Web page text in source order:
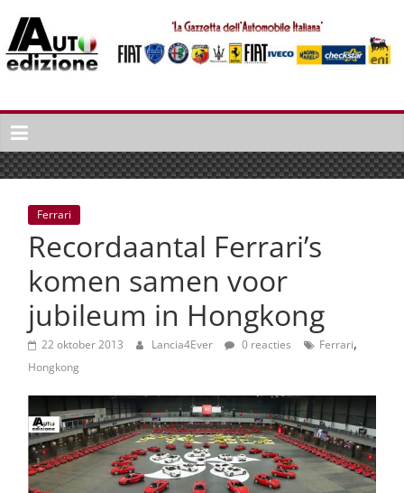
naar
inhoud
Auto
Edizione
La
Gazetta
dell'Automobile
Italiana
Italiaans
autonieuws
lifestyle
Ferrari
Recordaantal Ferrari’s
komen samen voor
jubileum in Hongkong
22 oktober 2013 Lancia4Ever 0 reacties Ferrari,
Hongkong